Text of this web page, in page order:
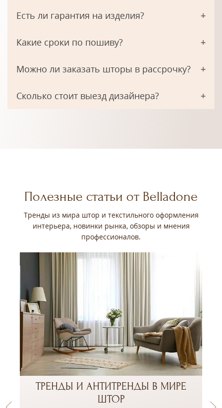
Есть ли гарантия на изделия?
Какие сроки по пошиву?
Можно ли заказать шторы в рассрочку?
Сколько стоит выезд дизайнера?
Полезные статьи от Belladone
Тренды из мира штор и текстильного оформления
интерьера, новинки рынка, обзоры и мнения
профессионалов.
ТРЕНДЫ И АНТИТРЕНДЫ В МИРЕ
ШТОР